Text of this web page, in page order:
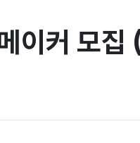
이커 모